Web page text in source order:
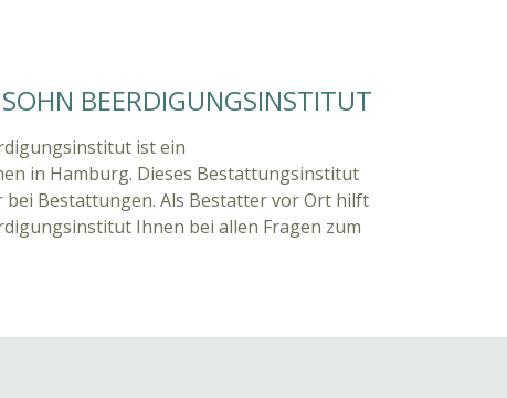
BEERDIGUNGSINSTITUT
ist ein
in Hamburg. Dieses Bestattungsinstitut
Bestattungen. Als Bestatter vor Ort hilft
Ihnen bei allen Fragen zum